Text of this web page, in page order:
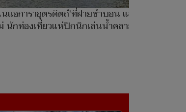
แอการาอุตรดิตถ์'ที่ฝายชำบอน แลนด์
นักท่องเที่ยวแห่ปิกนิกเล่นน้ำคลายร้อน